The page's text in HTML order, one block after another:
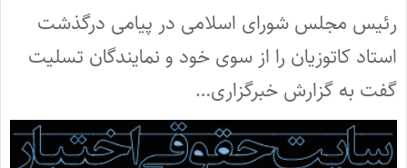
رئیس مجلس شورای اسلامی در پیامی درگذشت
استاد کاتوزیان را از سوی خود و نمایندگان تسلیت
گفت به گزارش خبرگزاری…